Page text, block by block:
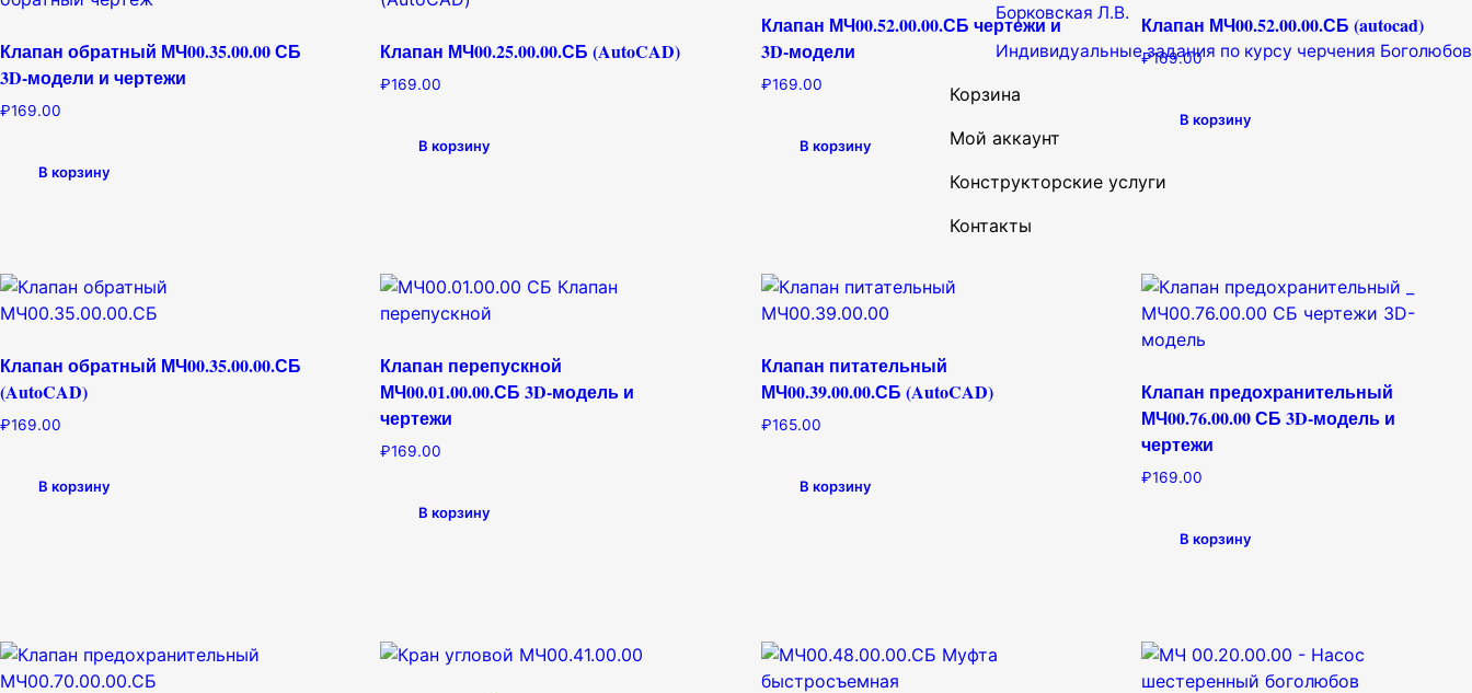
Борковская Л.В.
Индивидуальные задания по курсу черчения Боголюбов
Корзина
Мой аккаунт
Конструкторские услуги
Контакты
Клапан обратный МЧ00.35.00.00 СБ
3D-модели и чертежи
₽169.00
В корзину
Клапан МЧ00.25.00.00.СБ (AutoCAD)
₽169.00
В корзину
Клапан МЧ00.52.00.00.СБ чертежи и
3D-модели
₽169.00
В корзину
Клапан МЧ00.52.00.00.СБ (autocad)
₽169.00
В корзину
Клапан обратный МЧ00.35.00.00.СБ
(AutoCAD)
₽169.00
В корзину
Клапан перепускной
МЧ00.01.00.00.СБ 3D-модель и
чертежи
₽169.00
В корзину
Клапан питательный
МЧ00.39.00.00.СБ (AutoCAD)
₽165.00
В корзину
Клапан предохранительный
МЧ00.76.00.00 СБ 3D-модель и
чертежи
₽169.00
В корзину